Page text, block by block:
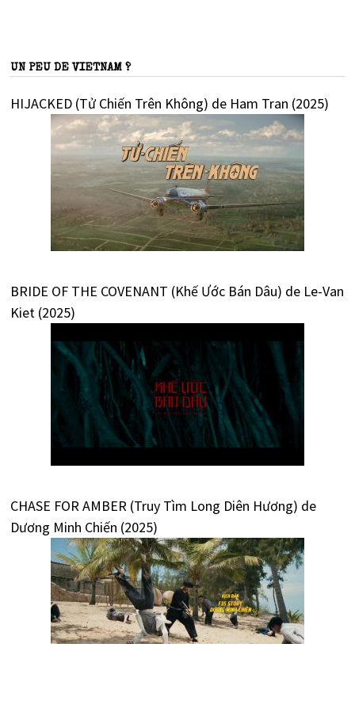
UN PEU DE VIETNAM ?
HIJACKED (Tử Chiến Trên Không) de Ham Tran (2025)
BRIDE OF THE COVENANT (Khế Ước Bán Dâu) de Le-Van
Kiet (2025)
CHASE FOR AMBER (Truy Tìm Long Diên Hương) de
Dương Minh Chiến (2025)